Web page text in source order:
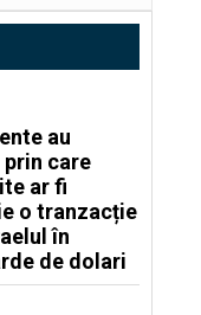
au
care
ar fi
o tranzacție
în
de dolari